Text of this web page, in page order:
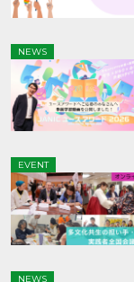
NEWS
EVENT
NEWS